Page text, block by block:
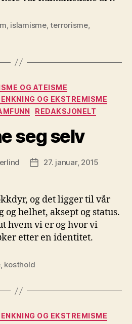
, islamisme,terrorisme,
Kategorier
OG ATEISME
OG EKSTREMISME
REDAKSJONELT
seg selv
Publiseringsdato
27. januar, 2015
og det ligger til vår
helhet, aksept og status.
hvem vi er og hvor vi
etter en identitet.
, kosthold
Kategorier
OG EKSTREMISME